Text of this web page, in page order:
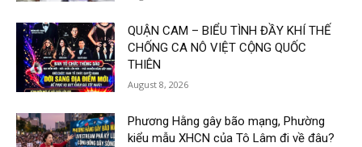
QUẬN CAM – BIỂU TÌNH ĐẦY KHÍ THẾ
CHỐNG CA NÔ VIỆT CỘNG QUỐC
THIÊN
August 8, 2026
Phương Hằng gây bão mạng, Phường
kiểu mẫu XHCN của Tô Lâm đi về đâu?